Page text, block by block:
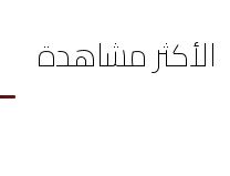
الأكثر مشاهدة